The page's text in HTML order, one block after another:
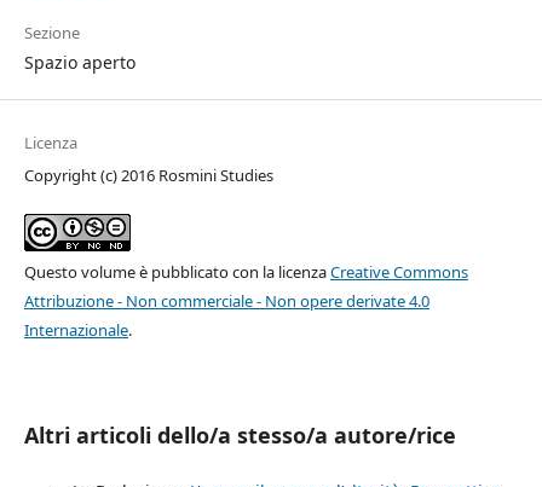
Sezione
Spazio aperto
Licenza
Copyright (c) 2016 Rosmini Studies
Questo volume è pubblicato con la licenzaCreative Commons
Attribuzione - Non commerciale - Non opere derivate 4.0
Internazionale.
Altri articoli dello/a stesso/a autore/rice